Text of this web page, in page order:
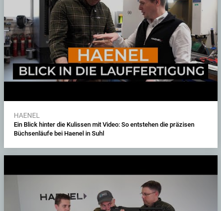
HAENEL
Ein Blick hinter die Kulissen mit Video: So entstehen die präzisen
Büchsenläufe bei Haenel in Suhl